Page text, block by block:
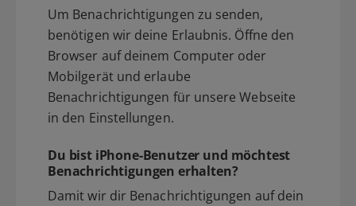
Um Benachrichtigungen zu senden,
benötigen wir deine Erlaubnis. Öffne den
Browser auf deinem Computer oder
Mobilgerät und erlaube
Benachrichtigungen für unsere Webseite
in den Einstellungen.
Du bist iPhone-Benutzer und möchtest
Benachrichtigungen erhalten?
Damit wir dir Benachrichtigungen auf dein